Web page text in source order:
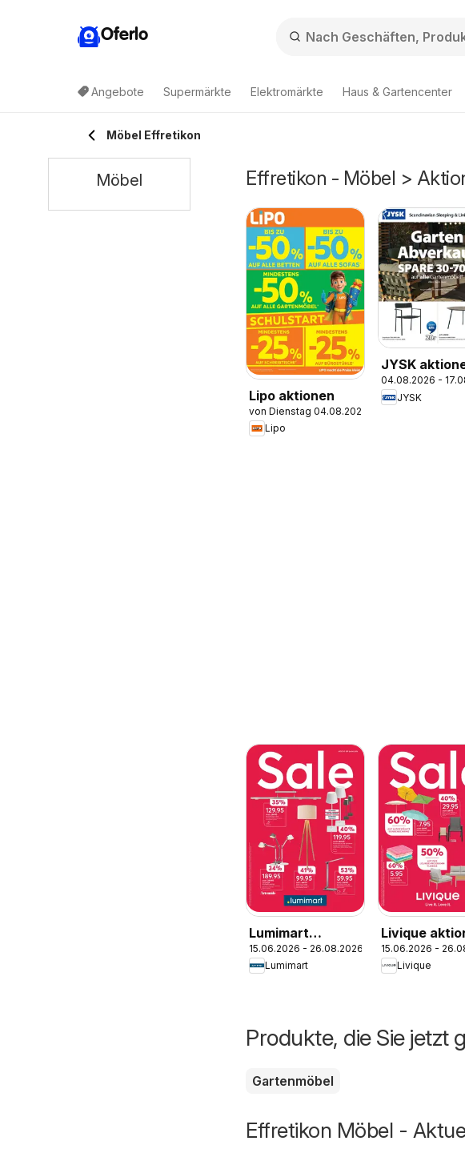
Oferlo
Angebote Supermärkte Elektromärkte Haus & Gartencenter
Möbel Effretikon
Effretikon - Möbel >
Lipo aktionen
von Dienstag 04.08.2026
Lipo
JYSK
04.08.2026 -
JYSK
Lumimart
aktionen
15.06.2026 - 26.08.2026
Lumimart
Livique
15.06.2026 -
Livique
Produkte, die Sie jetzt
Gartenmöbel
Effretikon Möbel -
Möbel